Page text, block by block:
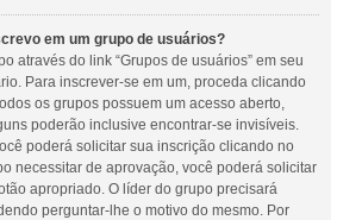
em um grupo de usuários?
através do link “Grupos de usuários” em seu
Para inscrever-se em um, proceda clicando
os grupos possuem um acesso aberto,
poderão inclusive encontrar-se invisíveis.
poderá solicitar sua inscrição clicando no
necessitar de aprovação, você poderá solicitar
apropriado. O líder do grupo precisará
perguntar-lhe o motivo do mesmo. Por